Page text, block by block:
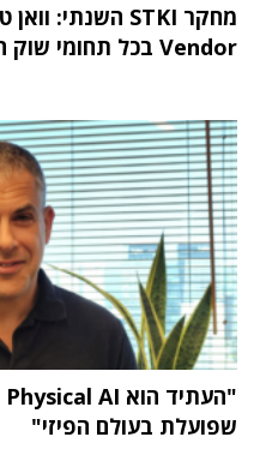
Vendor בכל תחומי שוק ה-IT
שפועלת בעולם הפיזי"